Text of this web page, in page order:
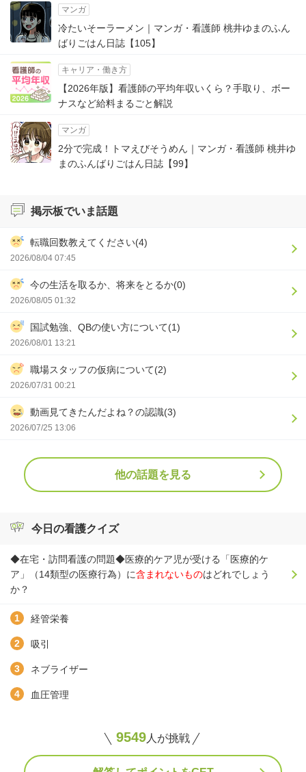
マンガ
冷たいそーラーメン｜マンガ・看護師 桃井ゆまのふん
ばりごはん日誌【105】
キャリア・働き方
【2026年版】看護師の平均年収いくら？手取り、ボー
ナスなど給料まるごと解説
マンガ
2分で完成！トマえびそうめん｜マンガ・看護師 桃井ゆ
まのふんばりごはん日誌【99】
掲示板でいま話題
転職回数教えてください(4)
2026/08/04 07:45
今の生活を取るか、将来をとるか(0)
2026/08/05 01:32
国試勉強、QBの使い方について(1)
2026/08/01 13:21
職場スタッフの仮病について(2)
2026/07/31 00:21
動画見てきたんだよね？の認識(3)
2026/07/25 13:06
他の話題を見る
今日の看護クイズ
◆在宅・訪問看護の問題◆医療的ケア児が受ける「医療的ケ
ア」（14類型の医療行為）に含まれないものはどれでしょう
か？
経管栄養
吸引
ネブライザー
血圧管理
9549 人が挑戦